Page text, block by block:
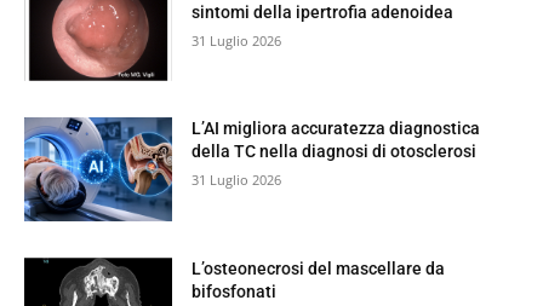
sintomi della ipertrofia adenoidea
31 Luglio 2026
L’AI migliora accuratezza diagnostica
della TC nella diagnosi di otosclerosi
31 Luglio 2026
L’osteonecrosi del mascellare da
bifosfonati